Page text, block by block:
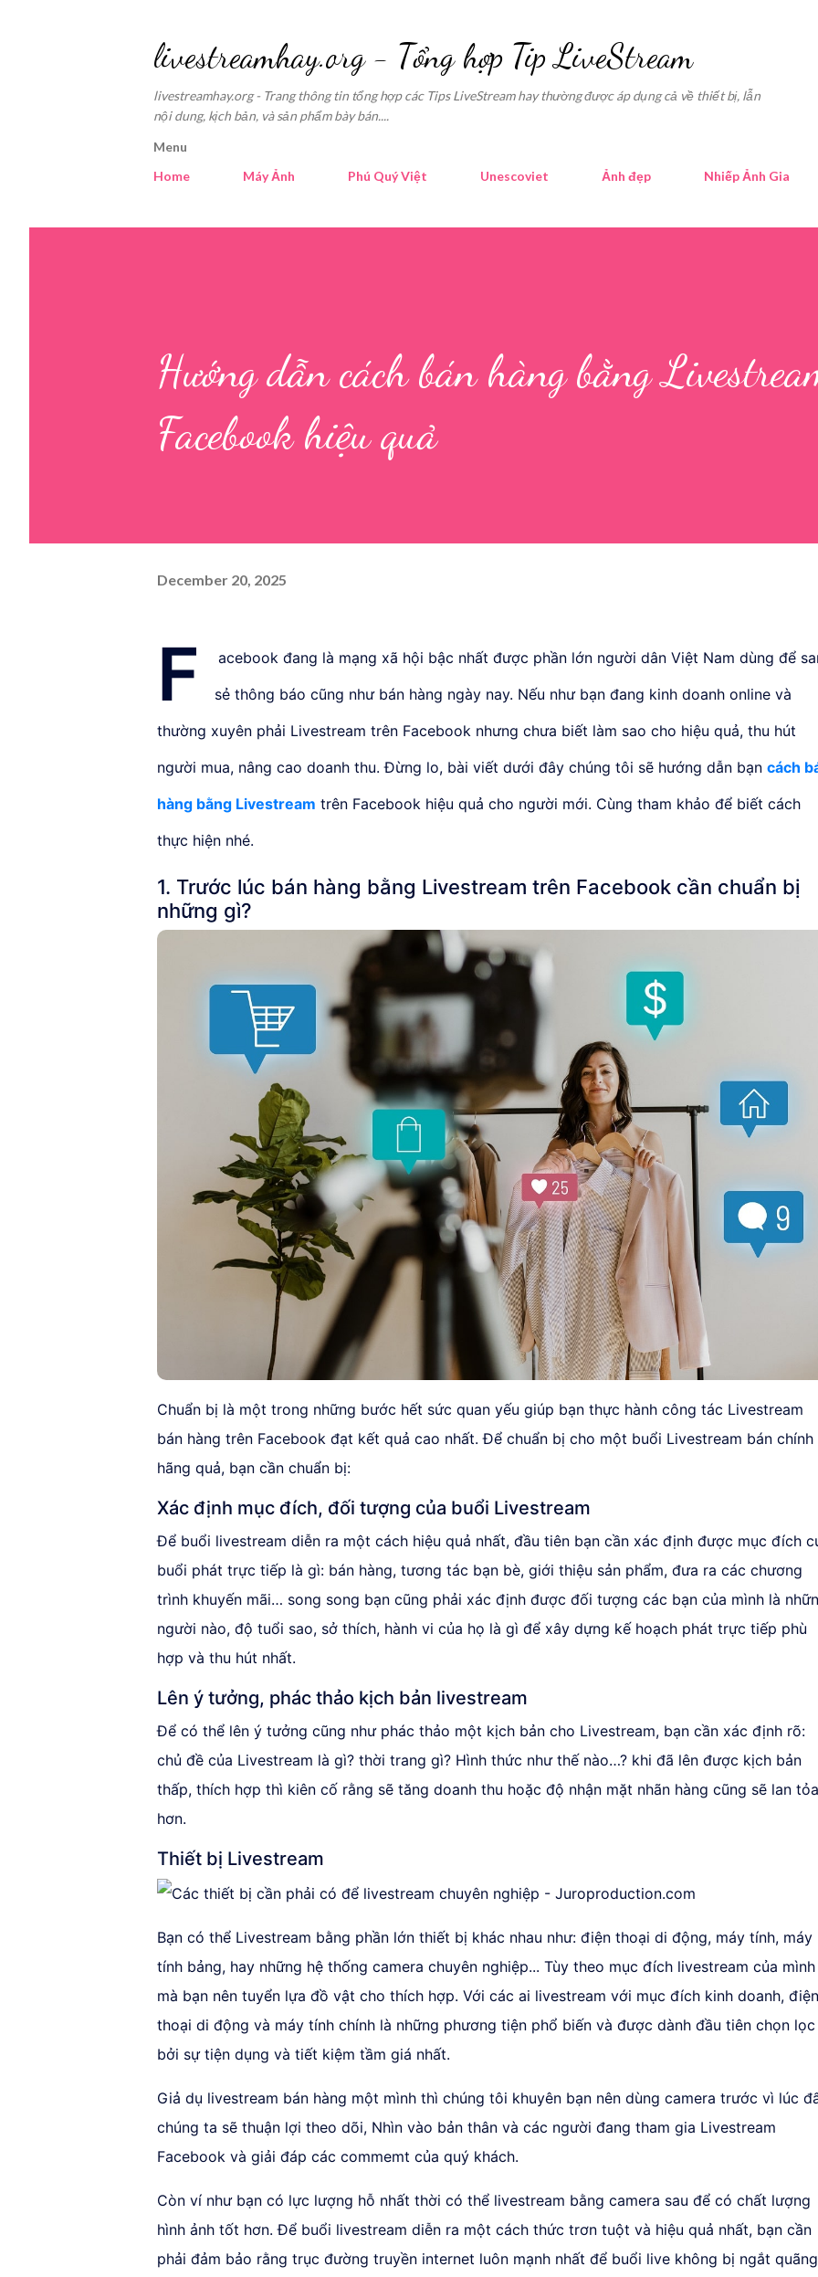
livestreamhay.org - Tổng hợp Tip LiveStream
livestreamhay.org - Trang thông tin tổng hợp các Tips LiveStream hay thường được áp dụng cả về thiết bị, lẫn
nội dung, kịch bản, và sản phẩm bày bán....
Menu
Home
Máy Ảnh Phú Quý Việt Unescoviet Ảnh đẹp Nhiếp Ảnh Gia
Hướng dẫn cách bán hàng bằng
Facebook hiệu quả
December 20, 2025
F
acebook đang là mạng xã hội bậc nhất được phần lớn người dân Việt Nam dùng để
sẻ thông báo cũng như bán hàng ngày nay. Nếu như bạn đang kinh doanh online và
thường xuyên phải Livestream trên Facebook nhưng chưa biết làm sao cho hiệu quả, thu hút
người mua, nâng cao doanh thu. Đừng lo, bài viết dưới đây chúng tôi sẽ hướng dẫn bạn cách
hàng bằng Livestream trên Facebook hiệu quả cho người mới. Cùng tham khảo để biết cách
thực hiện nhé.
1. Trước lúc bán hàng bằng Livestream trên Facebook cần chuẩn bị
những gì?
Chuẩn bị là một trong những bước hết sức quan yếu giúp bạn thực hành công tác Livestream
bán hàng trên Facebook đạt kết quả cao nhất. Để chuẩn bị cho một buổi Livestream bán chính
hãng quả, bạn cần chuẩn bị:
Xác định mục đích, đối tượng của buổi Livestream
Để buổi livestream diễn ra một cách hiệu quả nhất, đầu tiên bạn cần xác định được mục đích
buổi phát trực tiếp là gì: bán hàng, tương tác bạn bè, giới thiệu sản phẩm, đưa ra các chương
trình khuyến mãi… song song bạn cũng phải xác định được đối tượng các bạn của mình là
người nào, độ tuổi sao, sở thích, hành vi của họ là gì để xây dựng kế hoạch phát trực tiếp phù
hợp và thu hút nhất.
Lên ý tưởng, phác thảo kịch bản livestream
Để có thể lên ý tưởng cũng như phác thảo một kịch bản cho Livestream, bạn cần xác định rõ:
chủ đề của Livestream là gì? thời trang gì? Hình thức như thế nào…? khi đã lên được kịch bản
thấp, thích hợp thì kiên cố rằng sẽ tăng doanh thu hoặc độ nhận mặt nhãn hàng cũng sẽ lan tỏa
hơn.
Thiết bị Livestream
Bạn có thể Livestream bằng phần lớn thiết bị khác nhau như: điện thoại di động, máy tính, máy
tính bảng, hay những hệ thống camera chuyên nghiệp... Tùy theo mục đích livestream của mình
mà bạn nên tuyển lựa đồ vật cho thích hợp. Với các ai livestream với mục đích kinh doanh, điện
thoại di động và máy tính chính là những phương tiện phổ biến và được dành đầu tiên chọn lọc
bởi sự tiện dụng và tiết kiệm tầm giá nhất.
Giả dụ livestream bán hàng một mình thì chúng tôi khuyên bạn nên dùng camera trước vì lúc
chúng ta sẽ thuận lợi theo dõi, Nhìn vào bản thân và các người đang tham gia Livestream
Facebook và giải đáp các commemt của quý khách.
Còn ví như bạn có lực lượng hỗ nhất thời có thể livestream bằng camera sau để có chất lượng
hình ảnh tốt hơn. Để buổi livestream diễn ra một cách thức trơn tuột và hiệu quả nhất, bạn cần
phải đảm bảo rằng trục đường truyền internet luôn mạnh nhất để buổi live không bị ngắt quãng